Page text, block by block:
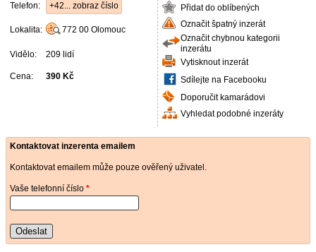
Telefon: +42... zobraz číslo
Lokalita: 772 00 Olomouc
Vidělo: 209 lidí
Cena: 390 Kč
Přidat do oblíbených
Označit špatný inzerát
Označit chybnou kategorii
inzerátu
Vytisknout inzerát
Sdílejte na Facebooku
Doporučit kamarádovi
Vyhledat podobné inzeráty
Kontaktovat inzerenta emailem
Kontaktovat emailem může pouze ověřený uživatel.
Vaše telefonní číslo *
Odeslat